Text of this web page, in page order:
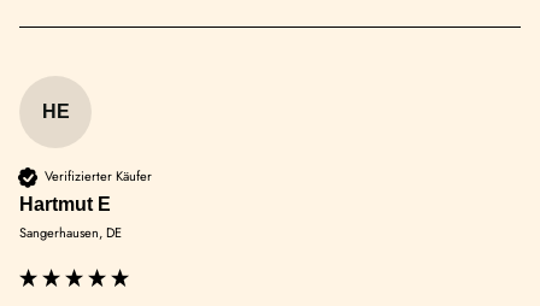
HE
Verifizierter Käufer
Hartmut E
Sangerhausen, DE